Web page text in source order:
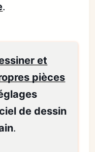
.
et
pièces
de dessin
.